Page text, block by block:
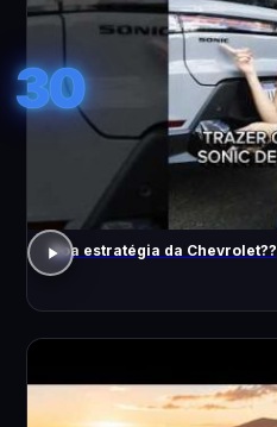
30
Boa estratégia da Chevrolet??